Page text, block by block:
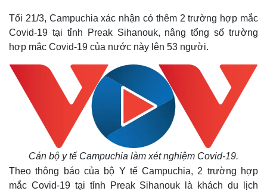
Tối 21/3, Campuchia xác nhận có thêm 2 trường hợp mắc
Covid-19 tại tỉnh Preak Sihanouk, nâng tổng số trường
hợp mắc Covid-19 của nước này lên 53 người.
Cán bộ y tế Campuchia làm xét nghiệm Covid-19.
Theo thông báo của bộ Y tế Campuchia, 2 trường hợp
mắc Covid-19 tại tỉnh Preak Sihanouk là khách du lịch